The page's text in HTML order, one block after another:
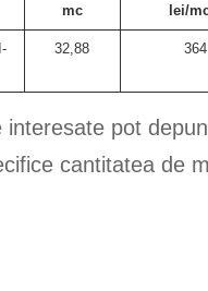
mc
lei/
32,88
pot
cantitatea de